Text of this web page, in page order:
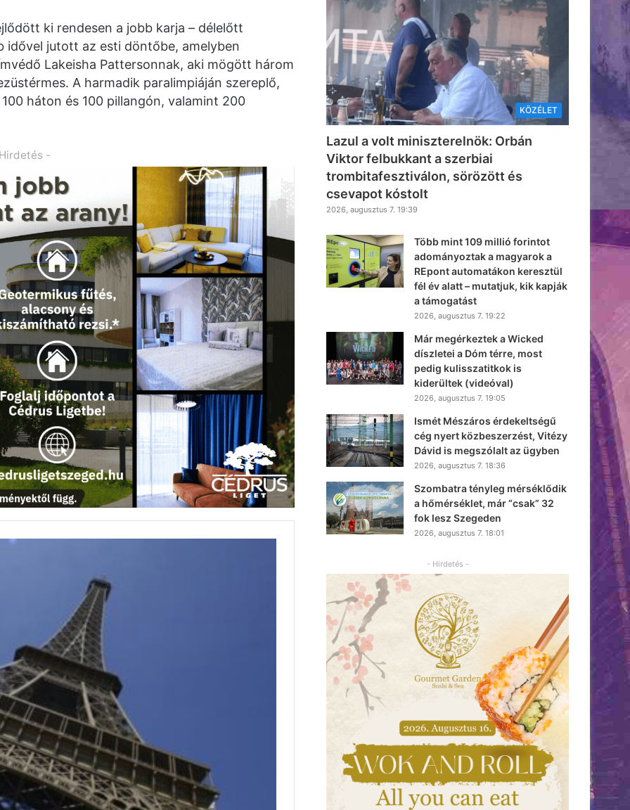
ki rendesen a jobb karja – délelőtt
idővel jutott az esti döntőbe, amelyben
Lakeisha Pattersonnak, aki mögött három
A harmadik paralimpiáján szereplő,
háton és 100 pillangón, valamint 200
-
KÖZÉLET
Lazul a volt miniszterelnök: Orbán
Viktor felbukkant a szerbiai
trombitafesztiválon, sörözött és
csevapot kóstolt
2026, augusztus 7. 19:39
Több mint 109 millió forintot
adományoztak a magyarok a
REpont automatákon keresztül
fél év alatt – mutatjuk, kik kapják
a támogatást
2026, augusztus 7. 19:22
Már megérkeztek a Wicked
díszletei a Dóm térre, most
pedig kulisszatitkok is
kiderültek (videóval)
2026, augusztus 7. 19:05
Ismét Mészáros érdekeltségű
cég nyert közbeszerzést, Vitézy
Dávid is megszólalt az ügyben
2026, augusztus 7. 18:36
Szombatra tényleg mérséklődik
a hőmérséklet, már “csak” 32
fok lesz Szegeden
2026, augusztus 7. 18:01
- Hirdetés -